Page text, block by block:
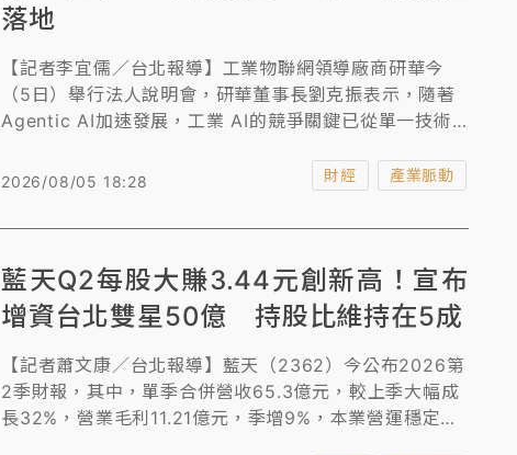
落地
【記者李宜儒／台北報導】工業物聯網領導廠商研華今
（5日）舉行法人說明會，研華董事長劉克振表示，隨著
Agentic AI加速發展，工業 AI的競爭關鍵已從單一技術
2026/08/05 18:28 財經 產業脈動
藍天Q2每股大賺3.44元創新高！宣布
增資台北雙星50億 持股比維持在5成
【記者蕭文康／台北報導】藍天（2362）今公布2026第
2季財報，其中，單季合併營收65.3億元，較上季大幅成
長32%，營業毛利11.21億元，季增9%，本業營運穩定增